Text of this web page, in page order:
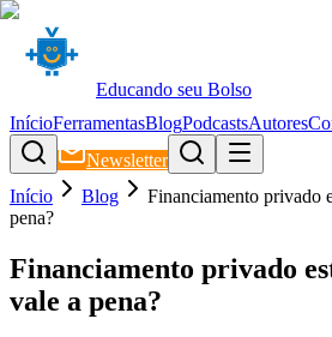
Educando seu Bolso
InícioFerramentasBlogPodcastsAutores
Newsletter
Início
Blog
Financiamento privado
pena?
Financiamento privado
vale a pena?